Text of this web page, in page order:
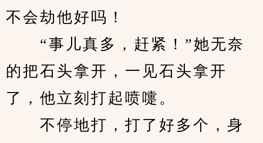
不会劫他好吗！
“事儿真多，赶紧！”她无奈
的把石头拿开，一见石头拿开
了，他立刻打起喷嚏。
不停地打，打了好多个，身